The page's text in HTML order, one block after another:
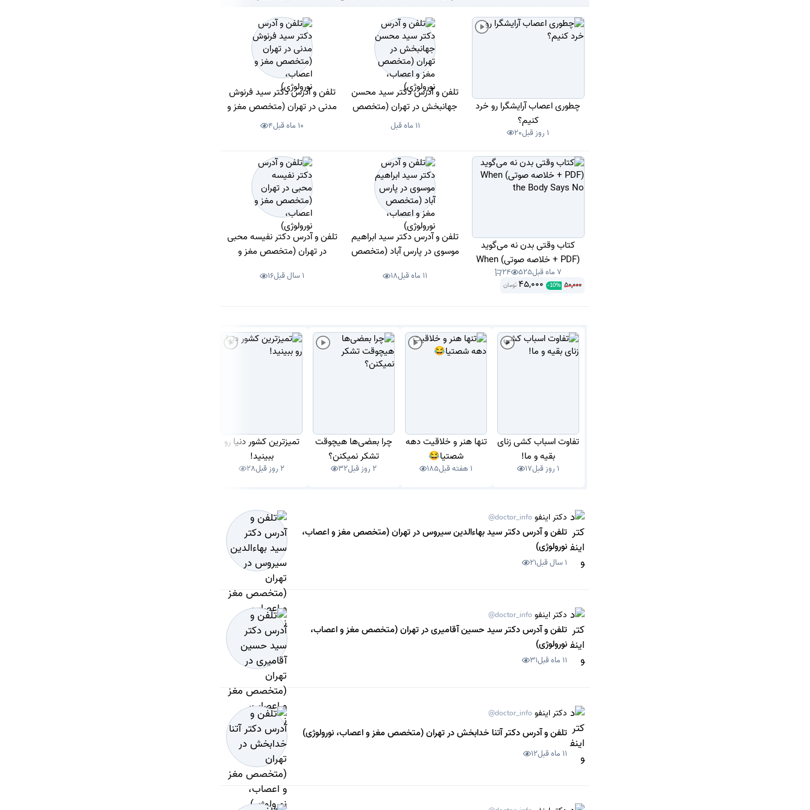
چطوری اعصاب آرایشگرا رو خرد
کنیم؟
1 روز قبل 20
تلفن و آدرس دکتر سید محسن
جهانبخش در تهران (متخصص
مغز و اعصاب، نورولوژی)
11 ماه قبل
تلفن و آدرس دکتر سید فرنوش
مدنی در تهران (متخصص مغز و
اعصاب، نورولوژی)
10 ماه قبل 4
کتاب وقتی بدن نه می‌گوید
(PDF + خلاصه صوتی) When
the Body Says No
7 ماه قبل 525
24
50,000
-10%
45,000 تومان
تلفن و آدرس دکتر سید ابراهیم
موسوی در پارس آباد (متخصص
11 ماه قبل 18
تلفن و آدرس دکتر نفیسه محبی
در تهران (متخصص مغز و
1 سال قبل 16
تفاوت اسباب کشی زنای
بقیه و ما!
1 روز قبل 17
تنها هنر و خلاقیت دهه
شصتیا😂
1 هفته قبل 185
چرا بعضی‌ها هیچوقت
تشکر نمیکنن؟
2 روز قبل 32
تمیزترین کشور دنیا رو
ببینید!
2 روز قبل 28
دکتر اینفو @doctor_info
تلفن و آدرس دکتر سید بهاءالدین سیروس در تهران (متخصص مغز و اعصاب،
نورولوژی)
1 سال قبل 21
دکتر اینفو @doctor_info
تلفن و آدرس دکتر سید حسین آقامیری در تهران (متخصص مغز و اعصاب،
نورولوژی)
11 ماه قبل 31
دکتر اینفو @doctor_info
تلفن و آدرس دکتر آتنا خدابخش در تهران (متخصص مغز و اعصاب، نورولوژی)
11 ماه قبل 12